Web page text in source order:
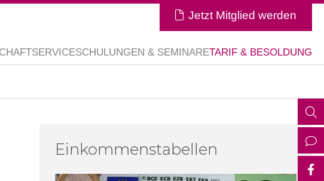
Jetzt Mitglied werden
SERVICESCHULUNGEN & SEMINARETARIF & BESOLDUNG
Einkommenstabellen